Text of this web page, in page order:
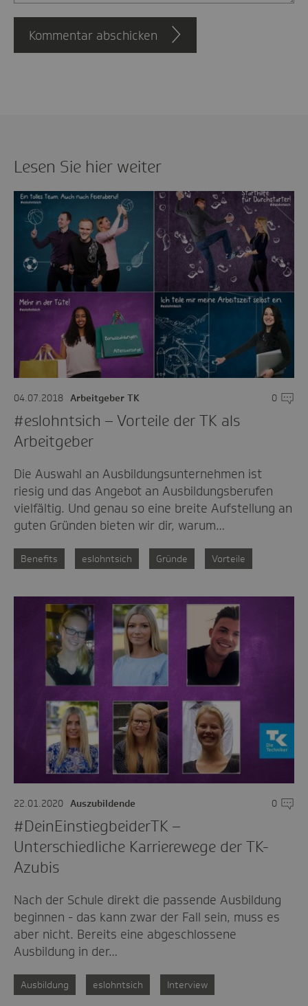
Kommentar abschicken
Lesen Sie hier weiter
04.07.2018 Arbeitgeber TK 0
#eslohntsich – Vorteile der TK als
Arbeitgeber
Die Auswahl an Ausbildungsunternehmen ist
riesig und das Angebot an Ausbildungsberufen
vielfältig. Und genau so eine breite Aufstellung an
guten Gründen bieten wir dir, warum…
Benefits eslohntsich Gründe Vorteile
22.01.2020 Auszubildende 0
#DeinEinstieg­beiderTK –
Unterschiedliche Karrierewege der TK-
Azubis
Nach der Schule direkt die passende Ausbildung
beginnen - das kann zwar der Fall sein, muss es
aber nicht. Bereits eine abgeschlossene
Ausbildung in der…
Ausbildung eslohntsich Interview